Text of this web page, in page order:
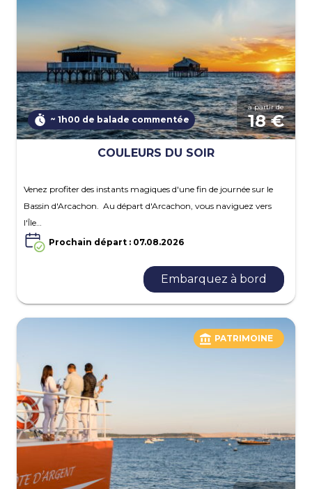
à partir de
18 €
~ 1h00 de balade commentée
COULEURS DU SOIR
Venez profiter des instants magiques d'une fin de journée sur le
Bassin d'Arcachon. Au départ d'Arcachon, vous naviguez vers
l'Île…
Prochain départ : 07.08.2026
Embarquez à bord
PATRIMOINE